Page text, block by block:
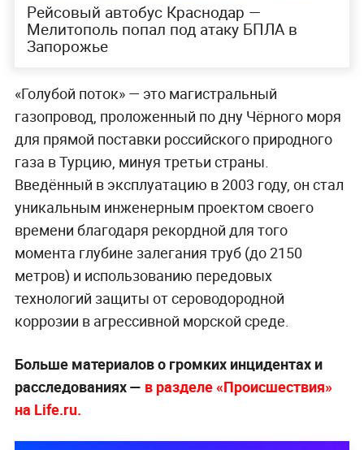
Рейсовый автобус Краснодар —
Мелитополь попал под атаку БПЛА в
Запорожье
«Голубой поток» — это магистральный
газопровод, проложенный по дну Чёрного моря
для прямой поставки российского природного
газа в Турцию, минуя третьи страны.
Введённый в эксплуатацию в 2003 году, он стал
уникальным инженерным проектом своего
времени благодаря рекордной для того
момента глубине залегания труб (до 2150
метров) и использованию передовых
технологий защиты от сероводородной
коррозии в агрессивной морской среде.
Больше материалов о громких инцидентах и
расследованиях — в разделе «Происшествия»
на Life.ru.